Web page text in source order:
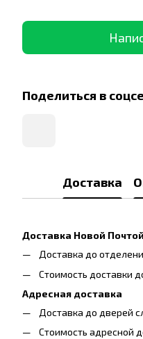
Поделиться в
Доставка
Доставка Новой Почтой
Доставка до
Стоимость доставки
Адресная доставка
Доставка до дверей
Стоимость адресной